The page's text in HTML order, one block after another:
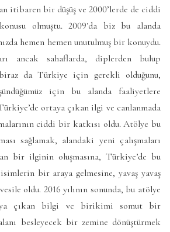
itibaren bir düşüş ve 2000’lerde de ciddi
olmuştu. 2009’da biz bu alanda
hemen hemen unutulmuş bir konuydu.
ancak sahaflarda, diplerden bulup
biraz da Türkiye için gerekli olduğunu,
için bu alanda faaliyetlere
ortaya çıkan ilgi ve canlanmada
ciddi bir katkısı oldu. Atölye bu
sağlamak, alandaki yeni çalışmaları
bir ilginin oluşmasına, Türkiye’de bu
bir araya gelmesine, yavaş yavaş
oldu. 2016 yılının sonunda, bu atölye
çıkan bilgi ve birikimi somut bir
besleyecek bir zemine dönüştürmek